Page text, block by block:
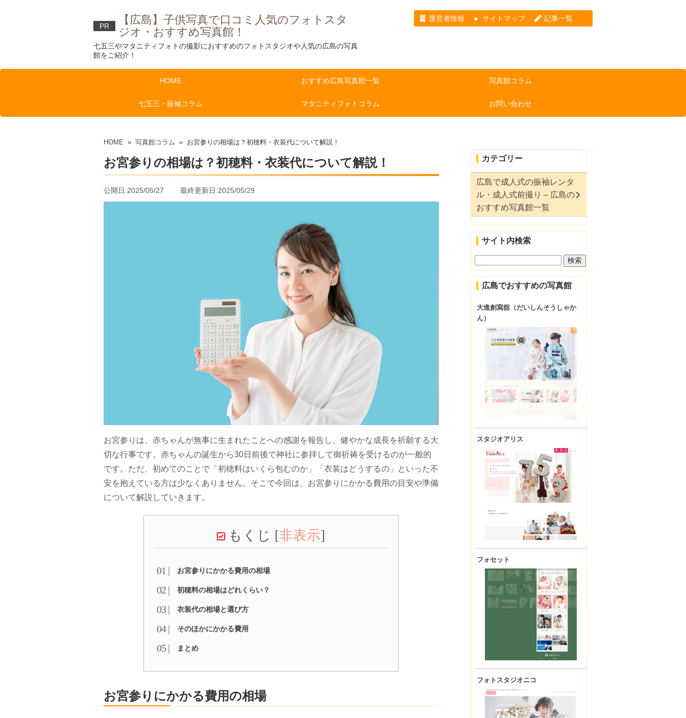
PR
【広島】子供写真で口コミ人気のフォトスタ
ジオ・おすすめ写真館！
七五三やマタニティフォトの撮影におすすめのフォトスタジオや人気の広島の写真
館をご紹介！
運営者情報 サイトマップ 記事一覧
HOME おすすめ広島写真館一覧 写真館コラム
七五三・振袖コラム マタニティフォトコラム お問い合わせ
HOME » 写真館コラム » お宮参りの相場は？初穂料・衣装代について解説！
お宮参りの相場は？初穂料・衣装代について解説！
公開日:2025/05/27 最終更新日:2025/05/29
お宮参りは、赤ちゃんが無事に生まれたことへの感謝を報告し、健やかな成長を祈願する大
切な行事です。赤ちゃんの誕生から30日前後で神社に参拝して御祈祷を受けるのが一般的
です。ただ、初めてのことで「初穂料はいくら包むのか」「衣装はどうするの」といった不
安を抱えている方は少なくありません。そこで今回は、お宮参りにかかる費用の目安や準備
について解説していきます。
もくじ [非表示]
お宮参りにかかる費用の相場
初穂料の相場はどれくらい？
衣装代の相場と選び方
そのほかにかかる費用
まとめ
お宮参りにかかる費用の相場
カテゴリー
広島で成人式の振袖レンタ
ル・成人式前撮り – 広島の
おすすめ写真館一覧
サイト内検索
広島でおすすめの写真館
大進創寫舘（だいしんそうしゃか
ん）
スタジオアリス
フォセット
フォトスタジオニコ